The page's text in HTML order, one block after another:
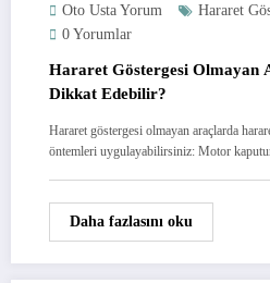
Oto Usta Yorum Hararet
0 Yorumlar
Hararet Göstergesi Olmayan
Dikkat Edebilir?
Hararet göstergesi olmayan araçlarda
öntemleri uygulayabilirsiniz: Motor
Daha fazlasını oku